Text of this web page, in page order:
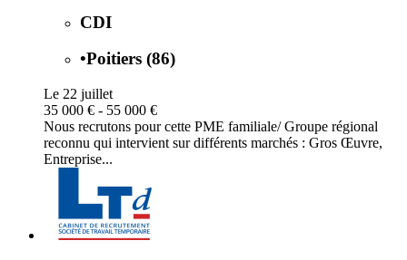
CDI
•Poitiers (86)
Le 22 juillet
35 000 € - 55 000 €
Nous recrutons pour cette PME familiale/ Groupe régional
reconnu qui intervient sur différents marchés : Gros Œuvre,
Entreprise...